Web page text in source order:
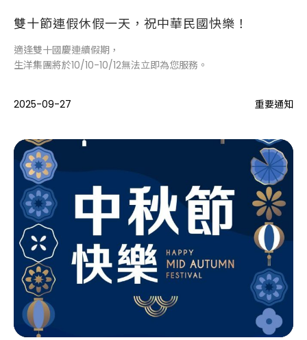
雙十節連假休假一天，祝中華民國快樂！
適逢雙十國慶連續假期，
生洋集團將於10/10-10/12無法立即為您服務。
2025-09-27 重要通知